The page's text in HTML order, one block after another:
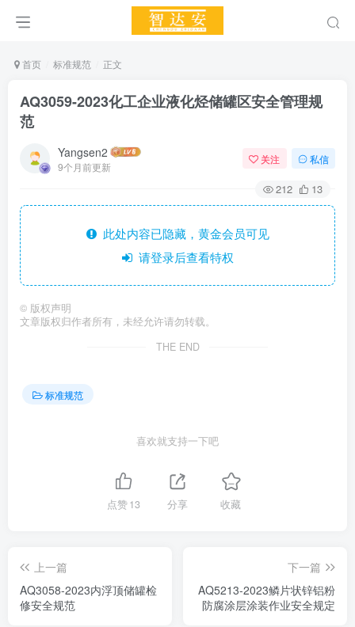
首页 标准规范 正文
AQ3059-2023化工企业液化烃储罐区安全管理规
范
Yangsen2
9个月前更新
关注 私信
212 13
此处内容已隐藏，黄金会员可见
请登录后查看特权
© 版权声明
文章版权归作者所有，未经允许请勿转载。
THE END
标准规范
喜欢就支持一下吧
点赞13 分享 收藏
上一篇
AQ3058-2023内浮顶储罐检
修安全规范
下一篇
AQ5213-2023鳞片状锌铝粉
防腐涂层涂装作业安全规定